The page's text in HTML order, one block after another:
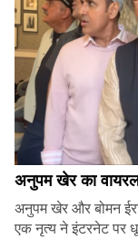
अनुपम खेर का
अनुपम खेर और बोमन
एक नृत्य ने इंटरनेट पर